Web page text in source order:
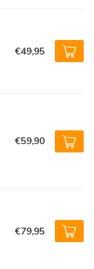
€49,95
€59,90
€79,95